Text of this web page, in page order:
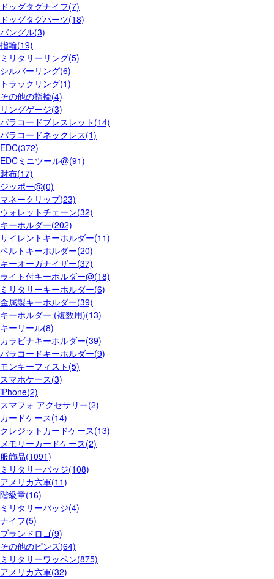
ドッグタグナイフ(7)
ドッグタグパーツ(18)
バングル(3)
指輪(19)
ミリタリーリング(5)
シルバーリング(6)
トラックリング(1)
その他の指輪(4)
リングゲージ(3)
パラコードブレスレット(14)
パラコードネックレス(1)
EDC(372)
EDCミニツール@(91)
財布(17)
ジッポー@(0)
マネークリップ(23)
ウォレットチェーン(32)
キーホルダー(202)
サイレントキーホルダー(11)
ベルトキーホルダー(20)
キーオーガナイザー(37)
ライト付キーホルダー@(18)
ミリタリーキーホルダー(6)
金属製キーホルダー(39)
キーホルダー (複数用)(13)
キーリール(8)
カラビナキーホルダー(39)
パラコードキーホルダー(9)
モンキーフィスト(5)
スマホケース(3)
iPhone(2)
スマフォ アクセサリー(2)
カードケース(14)
クレジットカードケース(13)
メモリーカードケース(2)
服飾品(1091)
ミリタリーバッジ(108)
アメリカ六軍(11)
階級章(16)
ミリタリーバッジ(4)
ナイフ(5)
ブランドロゴ(9)
その他のピンズ(64)
ミリタリーワッペン(875)
アメリカ六軍(32)